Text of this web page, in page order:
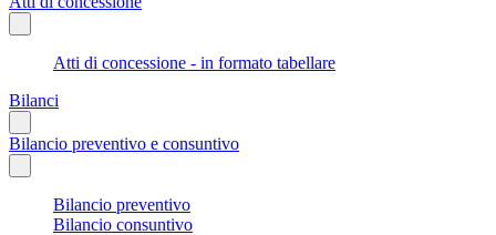
Atti di concessione - in formato tabellare
Bilanci
Bilancio preventivo e consuntivo
Bilancio preventivo
Bilancio consuntivo